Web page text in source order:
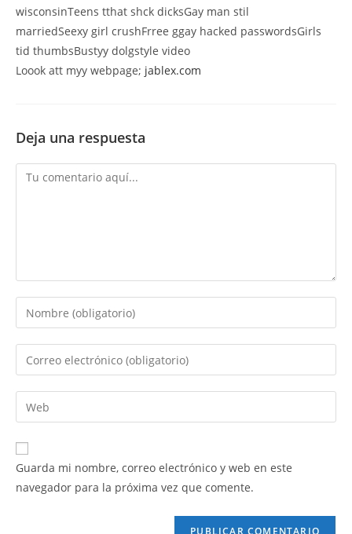
wisconsinTeens tthat shck dicksGay man stil
marriedSeexy girl crushFrree ggay hacked passwordsGirls
tid thumbsBustyy dolgstyle video
Loook att myy webpage; jablex.com
Deja una respuesta
Guarda mi nombre, correo electrónico y web en este
navegador para la próxima vez que comente.